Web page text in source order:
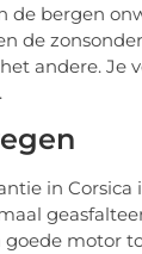
de bergen
de
andere. Je
in
goede motor